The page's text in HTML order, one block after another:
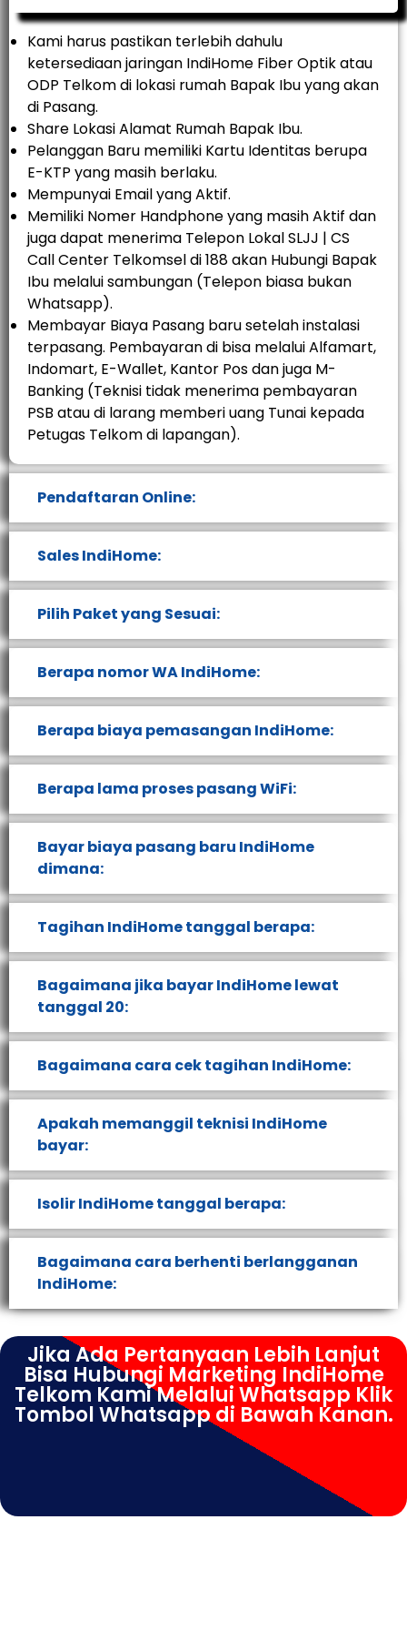
Kami harus pastikan terlebih dahulu
ketersediaan jaringan IndiHome Fiber Optik atau
ODP Telkom di lokasi rumah Bapak Ibu yang akan
di Pasang.
Share Lokasi Alamat Rumah Bapak Ibu.
Pelanggan Baru memiliki Kartu Identitas berupa
E-KTP yang masih berlaku.
Mempunyai Email yang Aktif.
Memiliki Nomer Handphone yang masih Aktif dan
juga dapat menerima Telepon Lokal SLJJ | CS
Call Center Telkomsel di 188 akan Hubungi Bapak
Ibu melalui sambungan (Telepon biasa bukan
Whatsapp).
Membayar Biaya Pasang baru setelah instalasi
terpasang. Pembayaran di bisa melalui Alfamart,
Indomart, E-Wallet, Kantor Pos dan juga M-
Banking (Teknisi tidak menerima pembayaran
PSB atau di larang memberi uang Tunai kepada
Petugas Telkom di lapangan).
Pendaftaran Online:
Sales IndiHome:
Pilih Paket yang Sesuai:
Berapa nomor WA IndiHome:
Berapa biaya pemasangan IndiHome:
Berapa lama proses pasang WiFi:
Bayar biaya pasang baru IndiHome
dimana:
Tagihan IndiHome tanggal berapa:
Bagaimana jika bayar IndiHome lewat
tanggal 20:
Bagaimana cara cek tagihan IndiHome:
Apakah memanggil teknisi IndiHome
bayar:
Isolir IndiHome tanggal berapa:
Bagaimana cara berhenti berlangganan
IndiHome:
Jika Ada Pertanyaan Lebih Lanjut
Bisa Hubungi Marketing IndiHome
Telkom Kami Melalui Whatsapp Klik
Tombol Whatsapp di Bawah Kanan.